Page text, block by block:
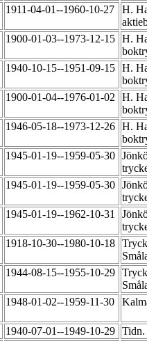
1911-04-01--1960-10-27
H.
1900-01-03--1973-12-15 H.
1940-10-15--1951-09-15 H.
1900-01-04--1976-01-02
H.
1946-05-18--1973-12-26 H.
1945-01-19--1959-05-30
1945-01-19--1959-05-30
1945-01-19--1962-10-31
1918-10-30--1980-10-18
1944-08-15--1955-10-29
1948-01-02--1959-11-30
1940-07-01--1949-10-29